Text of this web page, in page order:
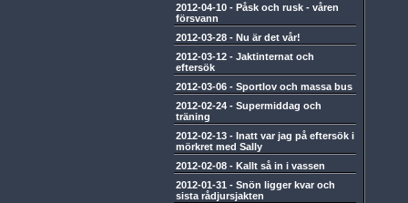
2012-04-10 - Påsk och rusk - våren
försvann
2012-03-28 - Nu är det vår!
2012-03-12 - Jaktinternat och
eftersök
2012-03-06 - Sportlov och massa bus
2012-02-24 - Supermiddag och
träning
2012-02-13 - Inatt var jag på eftersök i
mörkret med Sally
2012-02-08 - Kallt så in i vassen
2012-01-31 - Snön ligger kvar och
sista rådjursjakten